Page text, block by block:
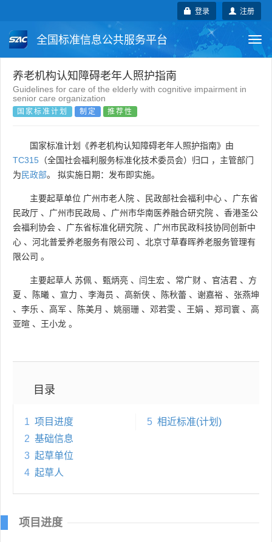
注册
登录
全国标准信息公共服务平台
国家标准 行业标准
团体标准
养老机构认知障碍老年人照护指南
Guidelines for care of the elderly with cognitive impairment in
senior care organization
国家标准计划 制定 推荐性
国家标准计划《养老机构认知障碍老年人照护指南》由
TC315 （全国社会福利服务标准化技术委员会）归口 ，主管部门
为民政部。 拟实施日期：发布即实施。
主要起草单位 广州市老人院 、 民政部社会福利中心 、 广东省
民政厅 、 广州市民政局 、 广州市华南医养融合研究院 、 香港圣公
会福利协会 、 广东省标准化研究院 、 广州市民政科技协同创新中
心 、 河北普爱养老服务有限公司 、 北京寸草春晖养老服务管理有
限公司 。
主要起草人 苏佩 、 甄炳亮 、 闫生宏 、 常广财 、 官洁君 、 方
夏 、 陈曦 、 宣力 、 李海员 、 高新侠 、 陈秋蕾 、 谢嘉裕 、 张燕坤
、 李乐 、 高军 、 陈美月 、 姚丽珊 、 邓若雯 、 王娟 、 郑司寰 、 高
亚暄 、 王小龙 。
目录
1 项目进度
2 基础信息
3 起草单位
4 起草人
5 相近标准(计划)
项目进度